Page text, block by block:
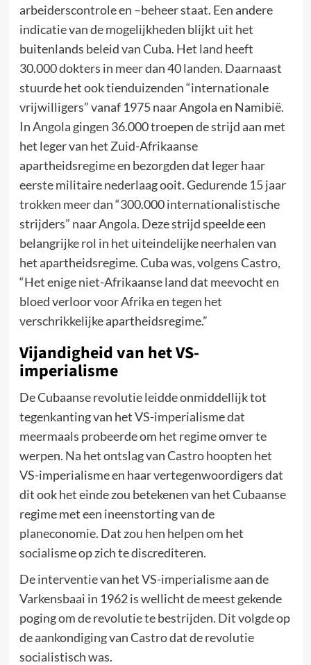
arbeiderscontrole en –beheer staat. Een andere
indicatie van de mogelijkheden blijkt uit het
buitenlands beleid van Cuba. Het land heeft
30.000 dokters in meer dan 40 landen. Daarnaast
stuurde het ook tienduizenden “internationale
vrijwilligers” vanaf 1975 naar Angola en Namibië.
In Angola gingen 36.000 troepen de strijd aan met
het leger van het Zuid-Afrikaanse
apartheidsregime en bezorgden dat leger haar
eerste militaire nederlaag ooit. Gedurende 15 jaar
trokken meer dan “300.000 internationalistische
strijders” naar Angola. Deze strijd speelde een
belangrijke rol in het uiteindelijke neerhalen van
het apartheidsregime. Cuba was, volgens Castro,
“Het enige niet-Afrikaanse land dat meevocht en
bloed verloor voor Afrika en tegen het
verschrikkelijke apartheidsregime.”
Vijandigheid van het VS-
imperialisme
De Cubaanse revolutie leidde onmiddellijk tot
tegenkanting van het VS-imperialisme dat
meermaals probeerde om het regime omver te
werpen. Na het ontslag van Castro hoopten het
VS-imperialisme en haar vertegenwoordigers dat
dit ook het einde zou betekenen van het Cubaanse
regime met een ineenstorting van de
planeconomie. Dat zou hen helpen om het
socialisme op zich te discrediteren.
De interventie van het VS-imperialisme aan de
Varkensbaai in 1962 is wellicht de meest gekende
poging om de revolutie te bestrijden. Dit volgde op
de aankondiging van Castro dat de revolutie
socialistisch was.